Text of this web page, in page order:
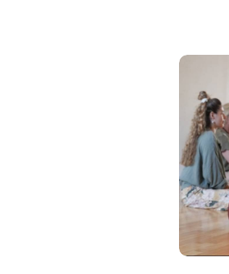
La
Un
Un
Un
une
et
Un